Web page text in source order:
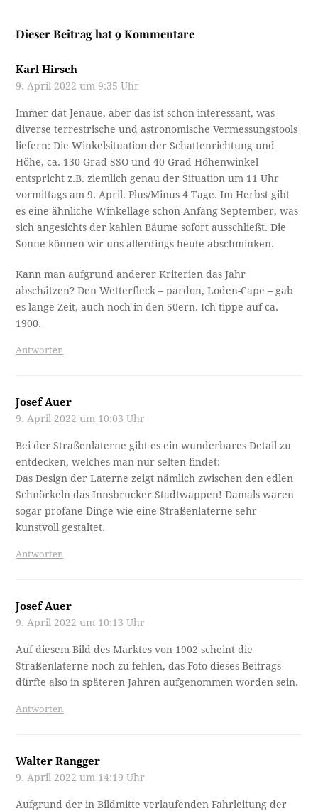
Dieser Beitrag hat 9 Kommentare
Karl Hirsch
9. April 2022 um 9:35 Uhr
Immer dat Jenaue, aber das ist schon interessant, was
diverse terrestrische und astronomische Vermessungstools
liefern: Die Winkelsituation der Schattenrichtung und
Höhe, ca. 130 Grad SSO und 40 Grad Höhenwinkel
entspricht z.B. ziemlich genau der Situation um 11 Uhr
vormittags am 9. April. Plus/Minus 4 Tage. Im Herbst gibt
es eine ähnliche Winkellage schon Anfang September, was
sich angesichts der kahlen Bäume sofort ausschließt. Die
Sonne können wir uns allerdings heute abschminken.
Kann man aufgrund anderer Kriterien das Jahr
abschätzen? Den Wetterfleck – pardon, Loden-Cape – gab
es lange Zeit, auch noch in den 50ern. Ich tippe auf ca.
1900.
Antworten
Josef Auer
9. April 2022 um 10:03 Uhr
Bei der Straßenlaterne gibt es ein wunderbares Detail zu
entdecken, welches man nur selten findet:
Das Design der Laterne zeigt nämlich zwischen den edlen
Schnörkeln das Innsbrucker Stadtwappen! Damals waren
sogar profane Dinge wie eine Straßenlaterne sehr
kunstvoll gestaltet.
Antworten
Josef Auer
9. April 2022 um 10:13 Uhr
Auf diesem Bild des Marktes von 1902 scheint die
Straßenlaterne noch zu fehlen, das Foto dieses Beitrags
dürfte also in späteren Jahren aufgenommen worden sein.
Antworten
Walter Rangger
9. April 2022 um 14:19 Uhr
Aufgrund der in Bildmitte verlaufenden Fahrleitung der